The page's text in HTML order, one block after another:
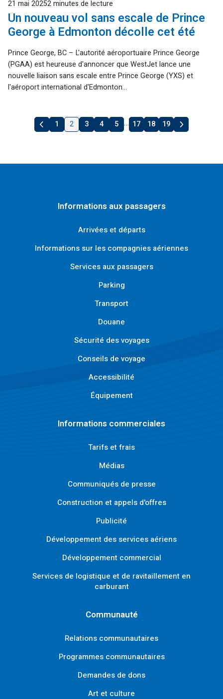
Publié
21 mai 20252 minutes de lecture
Un nouveau vol sans escale de Prince
George à Edmonton décolle cet été
Prince George, BC – L'autorité aéroportuaire Prince George
(PGAA) est heureuse d'annoncer que WestJet lance une
nouvelle liaison sans escale entre Prince George (YXS) et
l'aéroport international d'Edmonton...
"
Précédent
1 2 3 4 5 … 17 18 19 Suivant
"
Informations aux passagers
Arrivées et départs
Informations sur les compagnies aériennes
Services aux passagers
Parking
Transport
Douane
Sécurité des voyages
Conseils de voyage
Accessibilité
Équipement
Informations commerciales
Tarifs et frais
Médias
Communiqués de presse
Construction et appels d'offres
Publicité
Développement des services aériens
Développement commercial
Services de logistique et de ravitaillement en
carburant
Communauté
Relations communautaires
Programmes communautaires
Demandes de dons
Art et culture